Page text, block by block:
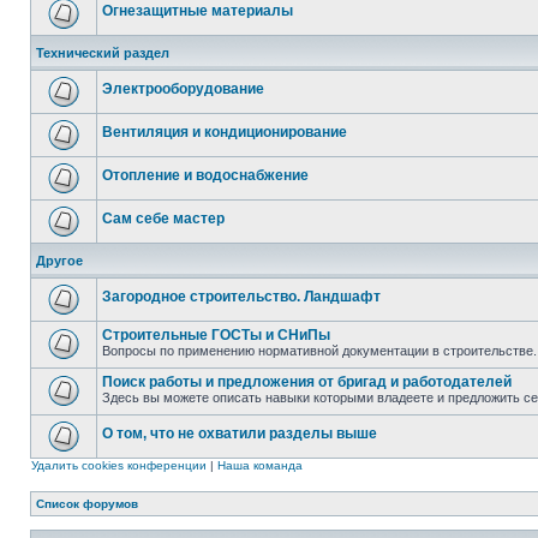
Огнезащитные материалы
Технический раздел
Электрооборудование
Вентиляция и кондиционирование
Отопление и водоснабжение
Сам себе мастер
Другое
Загородное строительство. Ландшафт
Строительные ГОСТы и СНиПы
Вопросы по применению нормативной документации в строительстве.
Поиск работы и предложения от бригад и работодателей
Здесь вы можете описать навыки которыми владеете и предложить
О том, что не охватили разделы выше
Удалить cookies конференции | Наша команда
Список форумов